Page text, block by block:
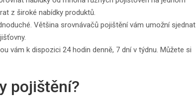
z široké nabídky produktů.
Většina srovnávačů pojištění vám umožní sjednat
vám k dispozici 24 hodin denně, 7 dní v týdnu. Můžete si
pojištění?